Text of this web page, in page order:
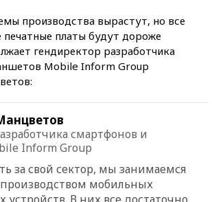
производства вырастут, но все
печатные платы будут дороже
гендиректор разработчика
Mobile Inform Group
смартфонов и
Inform Group
за свой сектор, мы занимаемся
производством мобильных